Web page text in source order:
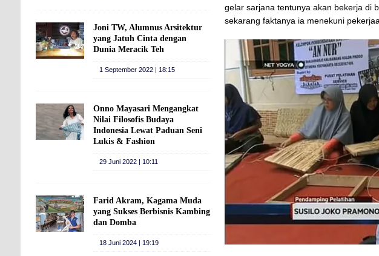
gelar sarjana tentunya akan bekerja di
sekarang faktanya ia menekuni
Joni TW, Alumnus Arsitektur
yang Jatuh Cinta dengan
Dunia Meracik Teh
1 September 2022 | 18:15
Onno Mayasari Mengangkat
Nilai Filosofis Budaya
Indonesia Lewat Paduan Seni
Lukis & Fashion
29 Juni 2022 | 10:11
Farid Akram, Kagama Muda
yang Sukses Berbisnis Kambing
dan Domba
18 Juni 2024 | 19:19